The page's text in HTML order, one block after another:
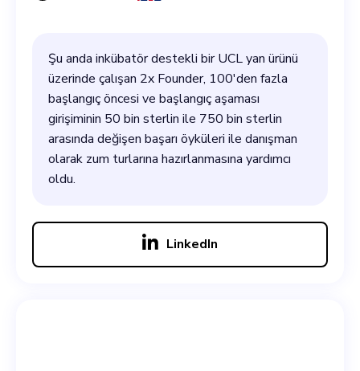
Şu anda inkübatör destekli bir UCL yan ürünü
üzerinde çalışan 2x Founder, 100'den fazla
başlangıç öncesi ve başlangıç aşaması
girişiminin 50 bin sterlin ile 750 bin sterlin
arasında değişen başarı öyküleri ile danışman
olarak zum turlarına hazırlanmasına yardımcı
oldu.
LinkedIn